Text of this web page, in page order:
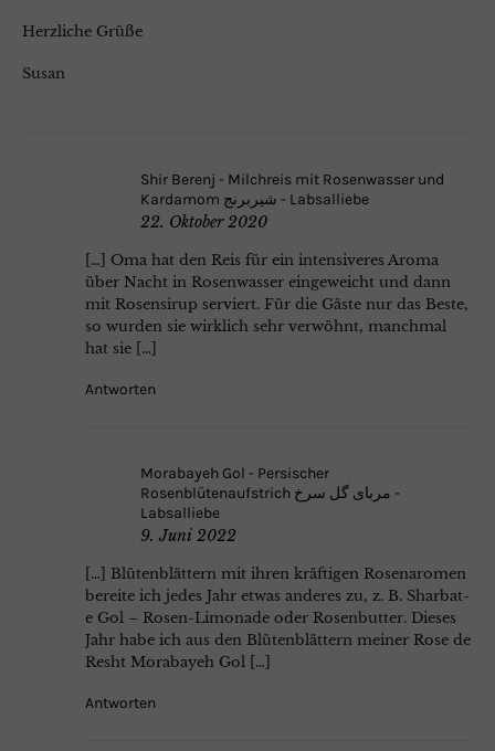
Herzliche Grüße
Susan
Shir Berenj - Milchreis mit Rosenwasser und
Kardamom شیربرنج - Labsalliebe
22. Oktober 2020
[…] Oma hat den Reis für ein intensiveres Aroma
über Nacht in Rosenwasser eingeweicht und dann
mit Rosensirup serviert. Für die Gäste nur das Beste,
so wurden sie wirklich sehr verwöhnt, manchmal
hat sie […]
Antworten
Morabayeh Gol - Persischer
Rosenblütenaufstrich مربای گل سرخ -
Labsalliebe
9. Juni 2022
[…] Blütenblättern mit ihren kräftigen Rosenaromen
bereite ich jedes Jahr etwas anderes zu, z. B. Sharbat-
e Gol – Rosen-Limonade oder Rosenbutter. Dieses
Jahr habe ich aus den Blütenblättern meiner Rose de
Resht Morabayeh Gol […]
Antworten